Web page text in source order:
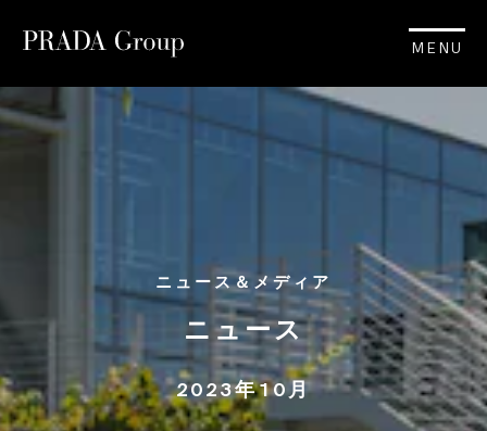
MENU
ニュース＆メディア
ニュース
2023年10月